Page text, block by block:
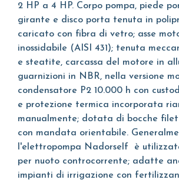
2 HP a 4 HP. Corpo pompa, piede
girante e disco porta tenuta in
caricato con fibra di vetro; asse
inossidabile (AISI 431); tenuta
e steatite, carcassa del motore in
guarnizioni in NBR, nella versione
condensatore P2 10.000 h con
e protezione termica incorporata
manualmente; dotata di bocche
con mandata orientabile.
l'elettropompa Nadorself è
per nuoto controcorrente; adatte
impianti di irrigazione con